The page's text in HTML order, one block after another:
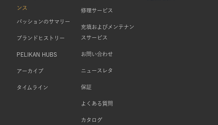
ンス
パッションのサマリー
ブランドヒストリー
PELIKAN HUBS
アーカイブ
タイムライン
修理サービス
充填およびメンテナン
スサービス
お問い合わせ
ニュースレタ
保証
よくある質問
カタログ